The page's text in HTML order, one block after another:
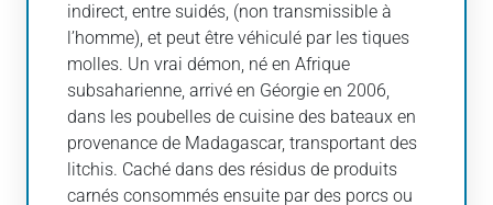
indirect, entre suidés, (non transmissible à
l’homme), et peut être véhiculé par les tiques
molles. Un vrai démon, né en Afrique
subsaharienne, arrivé en Géorgie en 2006,
dans les poubelles de cuisine des bateaux en
provenance de Madagascar, transportant des
litchis. Caché dans des résidus de produits
carnés consommés ensuite par des porcs ou